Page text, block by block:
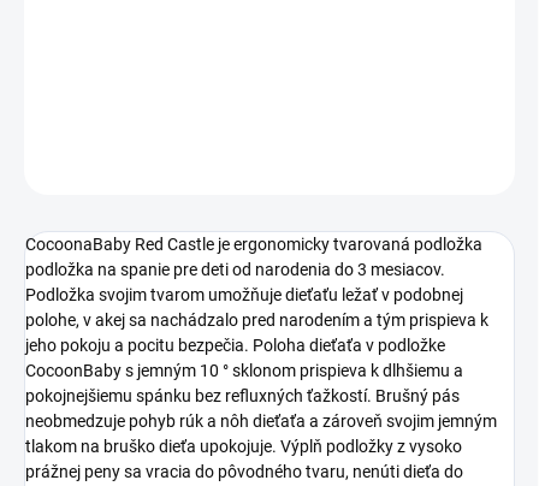
CocoonaBaby Red Castle je ergonomicky tvarovaná podložka
podložka na spanie pre deti od narodenia do 3 mesiacov.
Podložka svojim tvarom umožňuje dieťaťu ležať v podobnej
polohe, v akej sa nachádzalo pred narodením a tým prispieva k
jeho pokoju a pocitu bezpečia. Poloha dieťaťa v podložke
CocoonBaby s jemným 10 ° sklonom prispieva k dlhšiemu a
pokojnejšiemu spánku bez refluxných ťažkostí. Brušný pás
neobmedzuje pohyb rúk a nôh dieťaťa a zároveň svojim jemným
tlakom na bruško dieťa upokojuje. Výplň podložky z vysoko
prážnej peny sa vracia do pôvodného tvaru, nenúti dieťa do